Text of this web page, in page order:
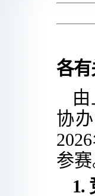
各有
协
2026
参
1.